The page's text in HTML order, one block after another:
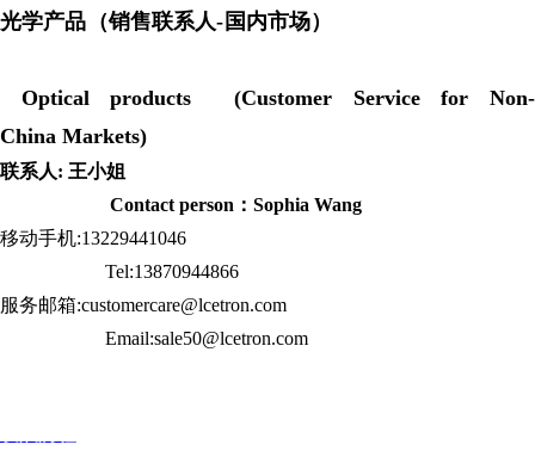
光学产品（销售联系人-国内市场）
Optical products (Customer Service for Non-
China Markets)
联系人: 王小姐
Contact person：Sophia Wang
移动手机:13229441046
Tel:13870944866
服务邮箱:customercare@lcetron.com
Email:sale50@lcetron.com